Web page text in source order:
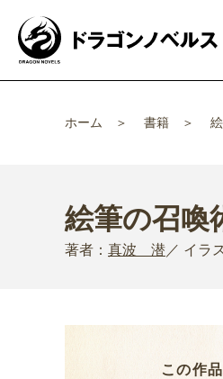
ホーム 書籍
絵筆の召喚
著者： 真波 潜 イラ
この作